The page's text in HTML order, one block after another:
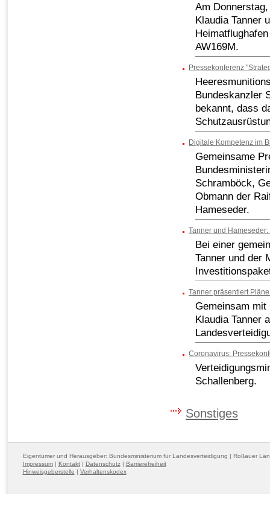
Am
Klaudia Tanner
AW169M.
Pressekonferenz
Bundeskanzler
bekannt, dass
Digitale Kompetenz im
Gemeinsame
Schramböck,
Obmann der
Hameseder.
Tanner und
Bei einer
Tanner und der
Tanner präsentiert
Gemeinsam mit
Klaudia Tanner
Coronavirus:
Schallenberg.
Sonstiges
Eigentümer und Herausgeber: Bundesministerium für Landesverteidigung | Roßauer
Impressum| Kontakt| Datenschutz| Barrierefreiheit
Hinweisgeberstelle | Verhaltenskodex